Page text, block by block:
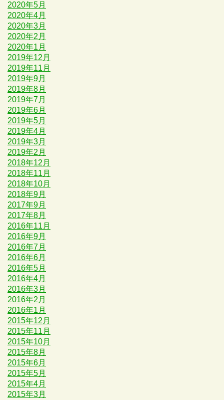
2020年5月
2020年4月
2020年3月
2020年2月
2020年1月
2019年12月
2019年11月
2019年9月
2019年8月
2019年7月
2019年6月
2019年5月
2019年4月
2019年3月
2019年2月
2018年12月
2018年11月
2018年10月
2018年9月
2017年9月
2017年8月
2016年11月
2016年9月
2016年7月
2016年6月
2016年5月
2016年4月
2016年3月
2016年2月
2016年1月
2015年12月
2015年11月
2015年10月
2015年8月
2015年6月
2015年5月
2015年4月
2015年3月